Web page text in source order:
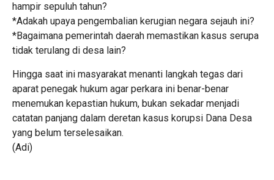
hampir sepuluh tahun?
*Adakah upaya pengembalian kerugian negara sejauh ini?
*Bagaimana pemerintah daerah memastikan kasus serupa
tidak terulang di desa lain?
Hingga saat ini masyarakat menanti langkah tegas dari
aparat penegak hukum agar perkara ini benar-benar
menemukan kepastian hukum, bukan sekadar menjadi
catatan panjang dalam deretan kasus korupsi Dana Desa
yang belum terselesaikan.
(Adi)